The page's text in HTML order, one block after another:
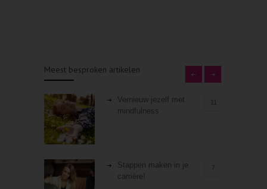
Meest besproken artikelen
Vernieuw jezelf met
mindfulness
Stappen maken in je
carrière!
7